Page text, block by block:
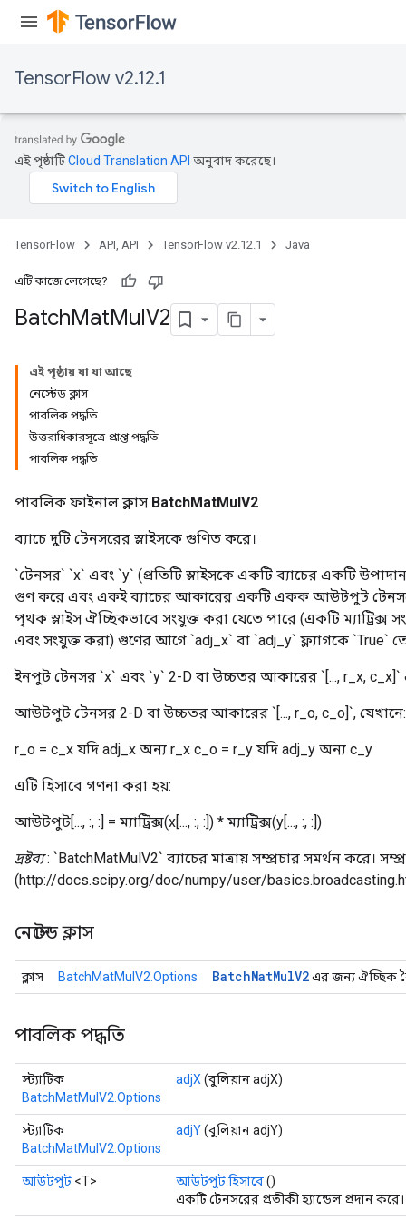
TensorFlow v2.12.1
এই পৃষ্ঠাটিCloud Translation API অনুবাদ করেছে।
TensorFlow API, API TensorFlow v2.12.1 Java
এটি কাজে লেগেছে?
BatchMatMulV2
এই পৃষ্ঠায় যা যা আছে
নেস্টেড ক্লাস
পাবলিক পদ্ধতি
উত্তরাধিকারসূত্রে প্রাপ্ত পদ্ধতি
পাবলিক পদ্ধতি
পাবলিক ফাইনাল ক্লাস BatchMatMulV2
ব্যাচে দুটি টেনসরের স্লাইসকে গুণিত করে।
`টেনসর` `x` এবং `y` (প্রতিটি স্লাইসকে একটি ব্যাচের একটি
গুণ করে এবং একই ব্যাচের আকারের একটি একক আউটপুট
পৃথক স্লাইস ঐচ্ছিকভাবে সংযুক্ত করা যেতে পারে (একটি ম্যাট্রিক্স
এবং সংযুক্ত করা) গুণের আগে `adj_x` বা `adj_y` ফ্ল্যাগকে `True`
ইনপুট টেনসর `x` এবং `y` 2-D বা উচ্চতর আকারের `[..., r_x, c_x]`
আউটপুট টেনসর 2-D বা উচ্চতর আকারের `[..., r_o, c_o]`, যেখানে:
r_o = c_x যদি adj_x অন্য r_x c_o = r_y যদি adj_y অন্য c_y
এটি হিসাবে গণনা করা হয়:
আউটপুট[..., :, :] = ম্যাট্রিক্স(x[..., :, :]) * ম্যাট্রিক্স(y[..., :, :])
দ্রষ্টব্য: `BatchMatMulV2` ব্যাচের মাত্রায় সম্প্রচার সমর্থন করে।
(http://docs.scipy.org/doc/numpy/user/
নেস্টেড ক্লাস
ক্লাস BatchMatMulV2.Options BatchMatMulV2এর জন্য ঐচ্ছিক
পাবলিক পদ্ধতি
স্ট্যাটিক
BatchMatMulV2.Options
adjX (বুলিয়ান adjX)
স্ট্যাটিক
BatchMatMulV2.Options
adjY(বুলিয়ান adjY)
আউটপুট <T> আউটপুট হিসাবে()
একটি টেনসরের প্রতীকী হ্যান্ডেল প্রদান করে।